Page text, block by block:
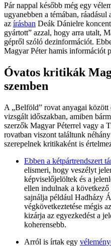
Pár nappal később még egy
ugyanebben a témában,
az írásban Deák Dánielre
gyártott” azzal, hogy arra utalt,
gépről szóló dezinformációt.
Magyar Péter hamis információt
Óvatos kritikák
szemben
A „Belföld” rovat anyagai között
vizsgált időszakban, amiben
szerzők Magyar Péterrel vagy a
rovatban viszont találtunk
szerepelnek kritikaként is
Ebben a kétpártrendszert
elismeri, hogy veszélyt
képviselőjelöltek és a
ellen indulnak a
sajnálja például Hadházy
végkövetkeztetése mégis
kizárja az egyezkedést a
koherensebb.
Arról is írtak egy